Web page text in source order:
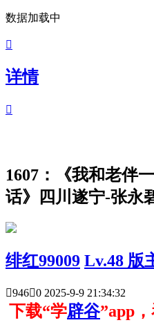
数据加载中

详情

1607：《我和老伴
话》四川遂宁-张永
绯红99009 Lv.48 版
9460 2025-9-9 21:34:32
下载“学辟谷”app